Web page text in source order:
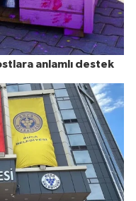
anlamlı destek